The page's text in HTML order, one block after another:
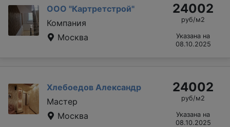
ООО "Картретстрой"
Компания
Москва
24002
руб/м2
Указана на
08.10.2025
Хлебоедов Александр
Мастер
Москва
24002
руб/м2
Указана на
08.10.2025